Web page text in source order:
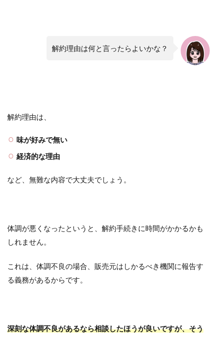
解約理由は何と言ったらよいかな？
解約理由は、
味が好みで無い
経済的な理由
など、無難な内容で大丈夫でしょう。
体調が悪くなったというと、解約手続きに時間がかかるかも
しれません。
これは、体調不良の場合、販売元はしかるべき機関に報告す
る義務があるからです。
深刻な体調不良があるなら相談したほうが良いですが、そう